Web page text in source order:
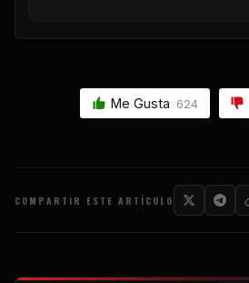
Me Gusta 624
COMPARTIR ESTE ARTÍCULO